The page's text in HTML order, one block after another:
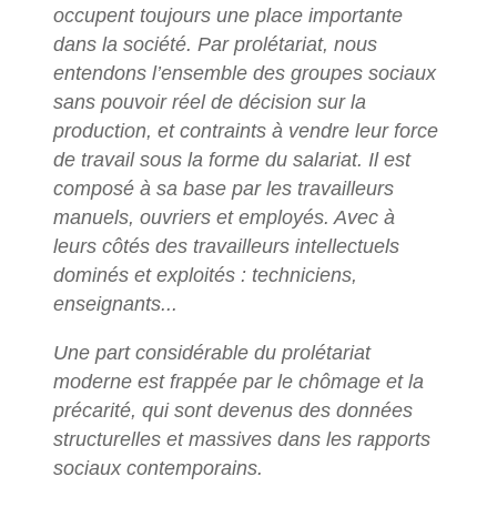
occupent toujours une place importante
dans la société. Par prolétariat, nous
entendons l’ensemble des groupes sociaux
sans pouvoir réel de décision sur la
production, et contraints à vendre leur force
de travail sous la forme du salariat. Il est
composé à sa base par les travailleurs
manuels, ouvriers et employés. Avec à
leurs côtés des travailleurs intellectuels
dominés et exploités : techniciens,
enseignants...
Une part considérable du prolétariat
moderne est frappée par le chômage et la
précarité, qui sont devenus des données
structurelles et massives dans les rapports
sociaux contemporains.